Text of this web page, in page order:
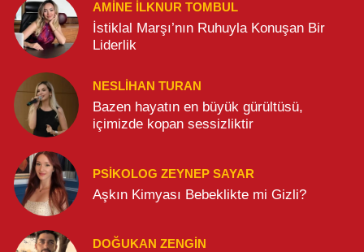
AMINE İLKNUR TOMBUL
İstiklal Marşı’nın Ruhuyla Konuşan Bir
Liderlik
NESLIHAN TURAN
Bazen hayatın en büyük gürültüsü,
içimizde kopan sessizliktir
PSIKOLOG ZEYNEP SAYAR
Aşkın Kimyası Bebeklikte mi Gizli?
DOĞUKAN ZENGIN